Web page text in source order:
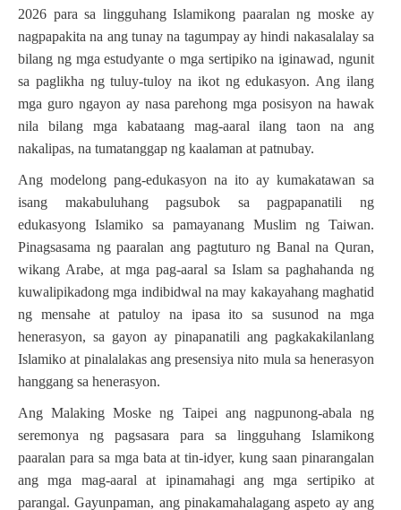
2026 para sa lingguhang Islamikong paaralan ng moske ay
nagpapakita na ang tunay na tagumpay ay hindi nakasalalay sa
bilang ng mga estudyante o mga sertipiko na iginawad, ngunit
sa paglikha ng tuluy-tuloy na ikot ng edukasyon. Ang ilang
mga guro ngayon ay nasa parehong mga posisyon na hawak
nila bilang mga kabataang mag-aaral ilang taon na ang
nakalipas, na tumatanggap ng kaalaman at patnubay.
Ang modelong pang-edukasyon na ito ay kumakatawan sa
isang makabuluhang pagsubok sa pagpapanatili ng
edukasyong Islamiko sa pamayanang Muslim ng Taiwan.
Pinagsasama ng paaralan ang pagtuturo ng Banal na Quran,
wikang Arabe, at mga pag-aaral sa Islam sa paghahanda ng
kuwalipikadong mga indibidwal na may kakayahang maghatid
ng mensahe at patuloy na ipasa ito sa susunod na mga
henerasyon, sa gayon ay pinapanatili ang pagkakakilanlang
Islamiko at pinalalakas ang presensiya nito mula sa henerasyon
hanggang sa henerasyon.
Ang Malaking Moske ng Taipei ang nagpunong-abala ng
seremonya ng pagsasara para sa lingguhang Islamikong
paaralan para sa mga bata at tin-idyer, kung saan pinarangalan
ang mga mag-aaral at ipinamahagi ang mga sertipiko at
parangal. Gayunpaman, ang pinakamahalagang aspeto ay ang